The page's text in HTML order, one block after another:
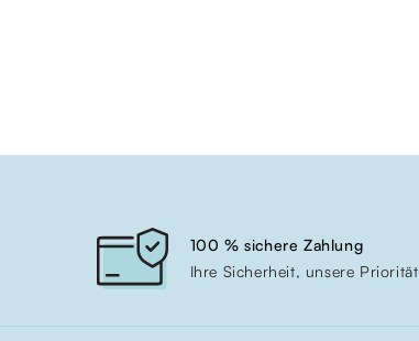
100 % sichere Zahlung
Ihre Sicherheit, unsere Priorität